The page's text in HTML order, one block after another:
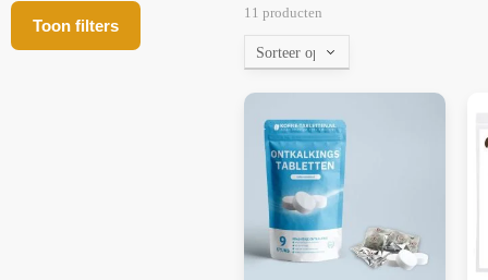
Toon filters
11 producten